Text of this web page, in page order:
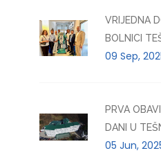
VRIJEDNA
BOLNICI
09 Sep,
PRVA
DANI U
05 Jun,